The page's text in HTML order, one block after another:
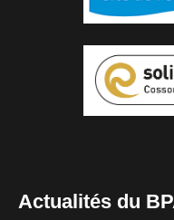
Actualités du